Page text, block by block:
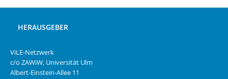
HERAUSGEBER
ViLE-Netzwerk
c/o ZAWiW, Universität Ulm
Albert-Einstein-Allee 11